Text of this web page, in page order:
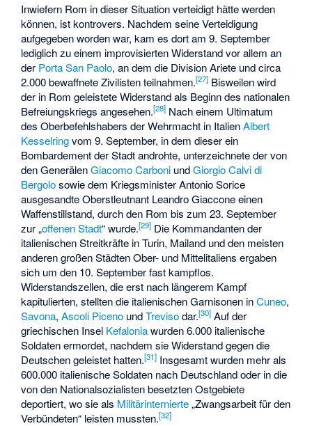
Inwiefern Rom in dieser Situation verteidigt hätte werden
können, ist kontrovers. Nachdem seine Verteidigung
aufgegeben worden war, kam es dort am 9. September
lediglich zu einem improvisierten Widerstand vor allem an
der Porta San Paolo, an dem die Division Ariete und circa
2.000 bewaffnete Zivilisten teilnahmen.[27] Bisweilen wird
der in Rom geleistete Widerstand als Beginn des nationalen
Befreiungskriegs angesehen.[28] Nach einem Ultimatum
des Oberbefehlshabers der Wehrmacht in ItalienAlbert
Kesselringvom 9. September, in dem dieser ein
Bombardement der Stadt androhte, unterzeichnete der von
den GenerälenGiacomo Carboni undGiorgio Calvi di
Bergolosowie dem KriegsministerAntonio Sorice
ausgesandte Oberstleutnant Leandro Giacconeeinen
Waffenstillstand, durch den Rom bis zum 23. September
zur „offenen Stadt“ wurde.[29] Die Kommandanten der
italienischen Streitkräfte in Turin, Mailand und den meisten
anderen großen Städten Ober- und Mittelitaliens ergaben
sich um den 10. September fast kampflos.
Widerstandszellen, die erst nach längerem Kampf
kapitulierten, stellten die italienischen Garnisonen inCuneo,
Savona,Ascoli Piceno undTrevisodar.[30] Auf der
griechischen Insel Kefaloniawurden 6.000 italienische
Soldaten ermordet, nachdem sie Widerstand gegen die
Deutschen geleistet hatten.[31] Insgesamt wurden mehr als
600.000 italienische Soldaten nach Deutschland oder in die
von den Nationalsozialisten besetzten Ostgebiete
deportiert, wo sie als Militärinternierte„Zwangsarbeit für den
Verbündeten“ leisten mussten.[32]